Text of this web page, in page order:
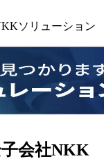
ソリューション
会社NKK